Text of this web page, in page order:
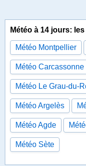
Météo à 14 jours:
Météo Montpellier
Météo Carcassonne
Météo Le Grau-du-
Météo Argelès
Météo Agde
Météo Sète